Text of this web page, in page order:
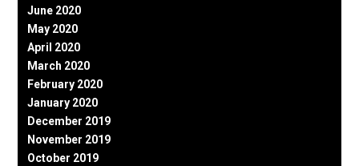
June 2020
May 2020
April 2020
March 2020
February 2020
January 2020
December 2019
November 2019
October 2019